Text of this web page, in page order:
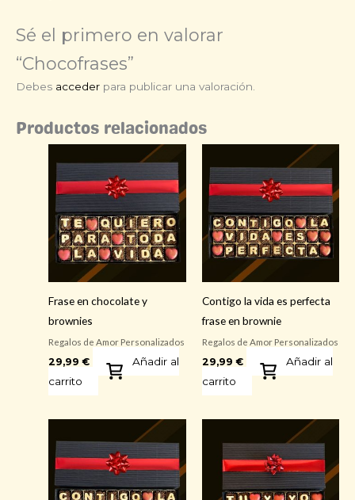
Sé el primero en valorar
“Chocofrases”
Debes acceder para publicar una valoración.
Productos relacionados
Frase en chocolate y
brownies
Regalos de Amor Personalizados
29,99€
Añadir al
carrito
Contigo la vida es perfecta
frase en brownie
Regalos de Amor Personalizados
29,99 €
Añadir al
carrito